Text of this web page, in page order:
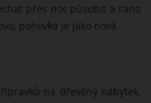
přes noc působit a ráno
pohovka je jako nová.
na dřevěný nábytek,